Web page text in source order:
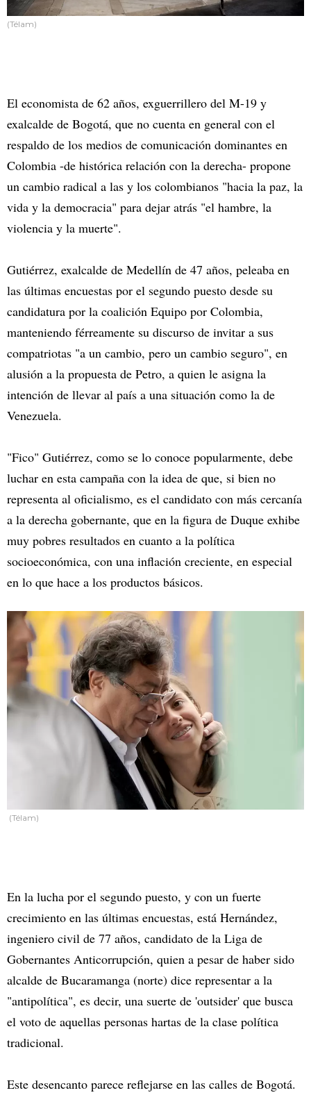
(Télam)
El economista de 62 años, exguerrillero del M-19 y
exalcalde de Bogotá, que no cuenta en general con el
respaldo de los medios de comunicación dominantes en
Colombia -de histórica relación con la derecha- propone
un cambio radical a las y los colombianos "hacia la paz, la
vida y la democracia" para dejar atrás "el hambre, la
violencia y la muerte".
Gutiérrez, exalcalde de Medellín de 47 años, peleaba en
las últimas encuestas por el segundo puesto desde su
candidatura por la coalición Equipo por Colombia,
manteniendo férreamente su discurso de invitar a sus
compatriotas "a un cambio, pero un cambio seguro", en
alusión a la propuesta de Petro, a quien le asigna la
intención de llevar al país a una situación como la de
Venezuela.
"Fico" Gutiérrez, como se lo conoce popularmente, debe
luchar en esta campaña con la idea de que, si bien no
representa al oficialismo, es el candidato con más cercanía
a la derecha gobernante, que en la figura de Duque exhibe
muy pobres resultados en cuanto a la política
socioeconómica, con una inflación creciente, en especial
en lo que hace a los productos básicos.
(Télam)
En la lucha por el segundo puesto, y con un fuerte
crecimiento en las últimas encuestas, está Hernández,
ingeniero civil de 77 años, candidato de la Liga de
Gobernantes Anticorrupción, quien a pesar de haber sido
alcalde de Bucaramanga (norte) dice representar a la
"antipolítica", es decir, una suerte de 'outsider' que busca
el voto de aquellas personas hartas de la clase política
tradicional.
Este desencanto parece reflejarse en las calles de Bogotá.